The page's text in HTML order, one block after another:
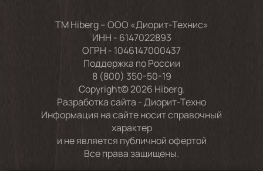
TM Hiberg – ООО «Диорит-Технис»
ИНН - 6147022893
ОГРН - 1046147000437
Поддержка по России
8 (800) 350-50-19
Copyright© 2026 Hiberg.
Разработка сайта -Диорит-Техно
Информация на сайте носит справочный
характер
и не является публичной офертой
Все права защищены.